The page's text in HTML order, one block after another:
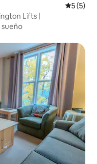
5 (5)
Lifts |
sueño